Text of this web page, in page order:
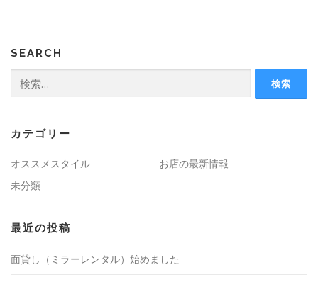
SEARCH
カテゴリー
オススメスタイル
お店の最新情報
未分類
最近の投稿
面貸し（ミラーレンタル）始めました